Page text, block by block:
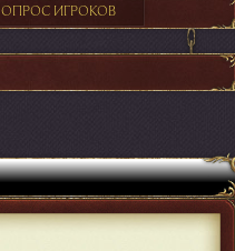
ОПРОС ИГРОКОВ